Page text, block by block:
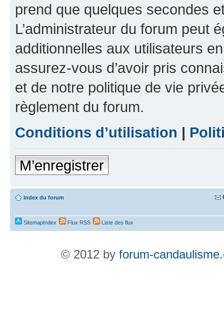
prend que quelques secondes
L’administrateur du forum peut
additionnelles aux utilisateurs
assurez-vous d’avoir pris
et de notre politique de vie
règlement du forum.
Conditions d’utilisation |
M’enregistrer
Index du forum
SitemapIndex Flux RSS Liste des flux
© 2012 by forum-